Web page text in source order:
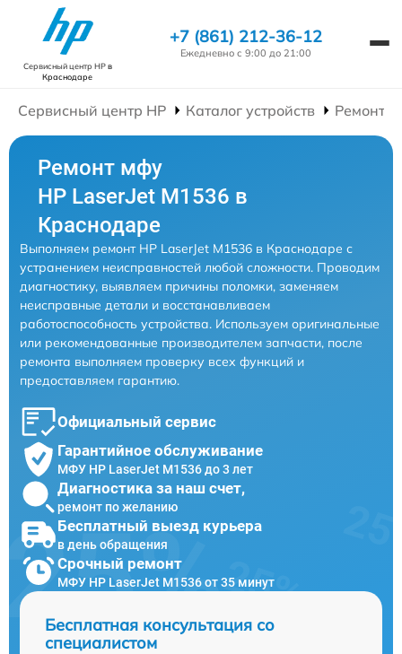
Сервисный центр HPв
Краснодаре
+7 (861) 212-36-12
Ежедневно с 9:00 до 21:00
Сервисный центр HP Каталог устройств Ремонт
Ремонт мфу
HP LaserJet M1536 в
Краснодаре
Выполняем ремонт HP LaserJet M1536 в Краснодаре с
устранением неисправностей любой сложности. Проводим
диагностику, выявляем причины поломки, заменяем
неисправные детали и восстанавливаем
работоспособность устройства. Используем оригинальные
или рекомендованные производителем запчасти, после
ремонта выполняем проверку всех функций и
предоставляем гарантию.
Официальный сервис
Гарантийное обслуживание
МФУ HP LaserJet M1536 до 3 лет
Диагностика за наш счет,
ремонт по желанию
Бесплатный выезд курьера
в день обращения
Срочный ремонт
МФУ HP LaserJet M1536 от 35 минут
Бесплатная консультация со
специалистом